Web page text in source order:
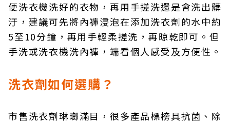
便洗衣機洗好的衣物，再用手搓洗還是會洗出髒
汙，建議可先將內褲浸泡在添加洗衣劑的水中約
5至10分鐘，再用手輕柔搓洗，再晾乾即可。但
手洗或洗衣機洗內褲，端看個人感受及方便性。
洗衣劑如何選購？
市售洗衣劑琳瑯滿目，很多產品標榜具抗菌、除